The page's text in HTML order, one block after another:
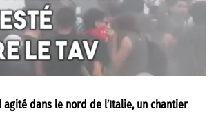
agité dans le nord de l’Italie, un chantier